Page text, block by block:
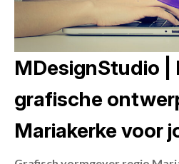
MDesignStudio |
grafische
Mariakerke voor